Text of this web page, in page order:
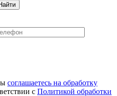
соглашаетесь на обработку
с Политикой обработки